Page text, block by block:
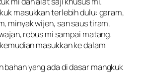
masukkan terlebih dulu: garam,
minyak wijen, san saus tiram.
rebus mi sampai matang.
masukkan ke dalam
bahan yang ada di dasar mangkuk